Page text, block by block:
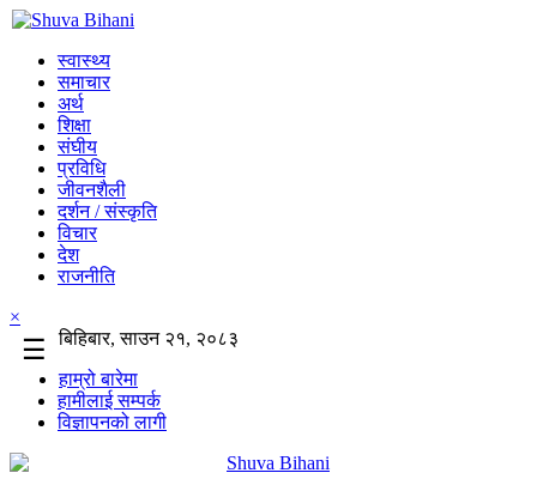
स्वास्थ्य
समाचार
अर्थ
शिक्षा
संघीय
प्रविधि
जीवनशैली
दर्शन / संस्कृति
विचार
देश
राजनीति
×
☰
बिहिबार, साउन २१, २०८३
हाम्रो बारेमा
हामीलाई सम्पर्क
विज्ञापनको लागी